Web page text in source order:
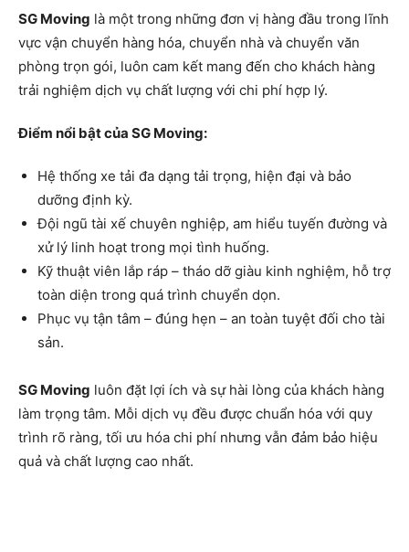
SG Moving là một trong những đơn vị hàng đầu trong lĩnh
vực vận chuyển hàng hóa, chuyển nhà và chuyển văn
phòng trọn gói, luôn cam kết mang đến cho khách hàng
trải nghiệm dịch vụ chất lượng với chi phí hợp lý.
Điểm nổi bật của SG Moving:
Hệ thống xe tải đa dạng tải trọng, hiện đại và bảo
dưỡng định kỳ.
Đội ngũ tài xế chuyên nghiệp, am hiểu tuyến đường và
xử lý linh hoạt trong mọi tình huống.
Kỹ thuật viên lắp ráp – tháo dỡ giàu kinh nghiệm, hỗ trợ
toàn diện trong quá trình chuyển dọn.
Phục vụ tận tâm – đúng hẹn – an toàn tuyệt đối cho tài
sản.
SG Moving luôn đặt lợi ích và sự hài lòng của khách hàng
làm trọng tâm. Mỗi dịch vụ đều được chuẩn hóa với quy
trình rõ ràng, tối ưu hóa chi phí nhưng vẫn đảm bảo hiệu
quả và chất lượng cao nhất.